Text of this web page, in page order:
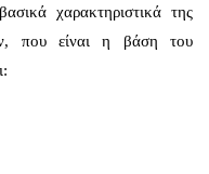
χαρακτηριστικά της
που είναι η βάση του